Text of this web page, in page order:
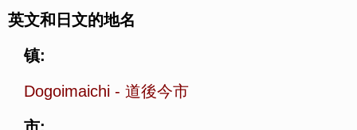
英文和日文的地名
镇:
Dogoimaichi - 道後今市